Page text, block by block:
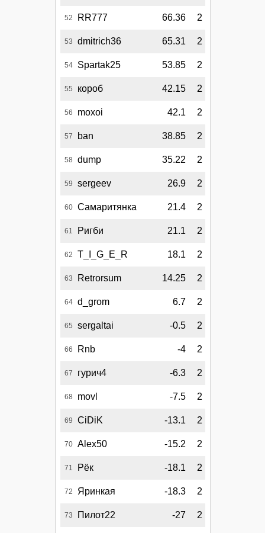
52 RR777 66.36 2
53 dmitrich36 65.31 2
54 Spartak25 53.85 2
55 короб 42.15 2
56 moxoi 42.1 2
57 ban 38.85 2
58 dump 35.22 2
59 sergeev 26.9 2
60 Самаритянка 21.4 2
61 Ригби 21.1 2
62 T_I_G_E_R 18.1 2
63 Retrorsum 14.25 2
64 d_grom 6.7 2
65 sergaltai -0.5 2
66 Rnb -4 2
67 гурич4 -6.3 2
68 movl -7.5 2
69 CiDiK -13.1 2
70 Alex50 -15.2 2
71 Рёк -18.1 2
72 Яринкая -18.3 2
73 Пилот22 -27 2